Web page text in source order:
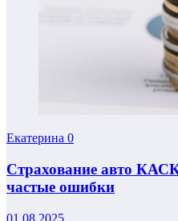
Екатерина 0
Страхование авто
частые ошибки
01.08.2025